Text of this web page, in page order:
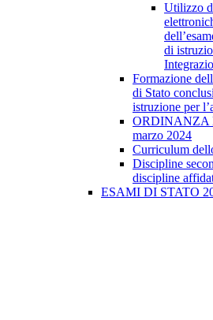
Utilizzo
di
Formazione
di Stato
istruzione per
ORDINANZA
marzo 2024
Curriculum
Discipline
discipline
ESAMI DI STATO